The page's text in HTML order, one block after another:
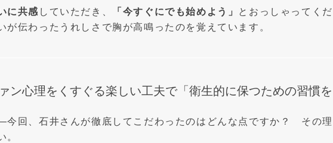
に共感 していただき、 「今すぐにでも始めよう」 とおっしゃってく
が伝わったうれしさで胸が高鳴ったのを覚えています。
ン心理をくすぐる楽しい工夫で「衛生的に保つための習慣
回、石井さんが徹底してこだわったのはどんな点ですか？ その
。